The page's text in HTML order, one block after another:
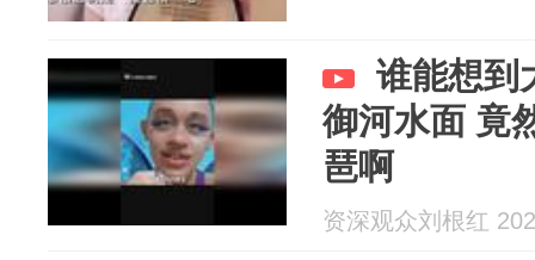
谁能想到
御河水面 竟
琶啊
资深观众刘根红